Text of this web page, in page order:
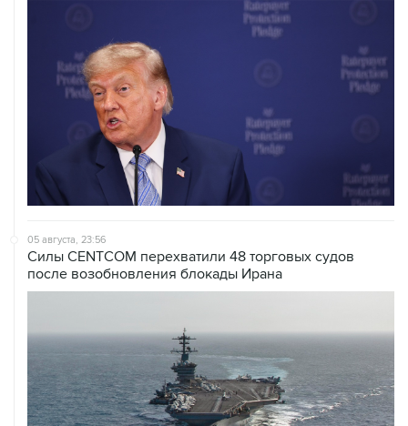
05 августа, 23:56
Силы CENTCOM перехватили 48 торговых судов
после возобновления блокады Ирана